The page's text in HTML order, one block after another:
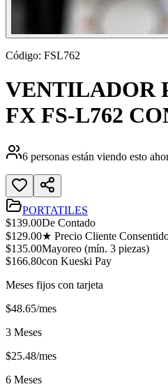
Código: FSL762
VENTILADOR
FX FS-L762
6 personas están viendo esto
PORTATILES
$139.00De Contado
$129.00★ Precio Cliente
$135.00Mayoreo (mín. 3 piezas)
$166.80con Kueski Pay
Meses fijos con tarjeta
$48.65/mes
3 Meses
$25.48/mes
6 Meses